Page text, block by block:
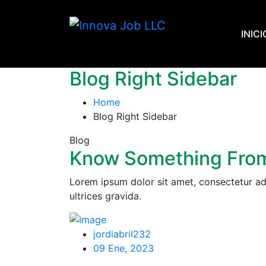
Blog Right Sidebar
Home
Blog Right Sidebar
Blog
Know Something
Lorem ipsum dolor sit amet, consectetur
ultrices gravida.
jordiabril232
09 Ene, 2023